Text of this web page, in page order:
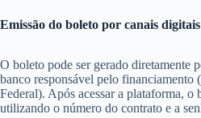
Emissão do boleto por canais digitais
O boleto pode ser gerado diretamente
banco responsável pelo financiamento
Federal). Após acessar a plataforma,
utilizando o número do contrato e a